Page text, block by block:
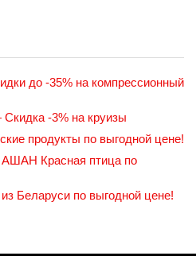
до -35% на компрессионный
-3% на круизы
продукты по выгодной цене!
Красная птица по
Беларуси по выгодной цене!